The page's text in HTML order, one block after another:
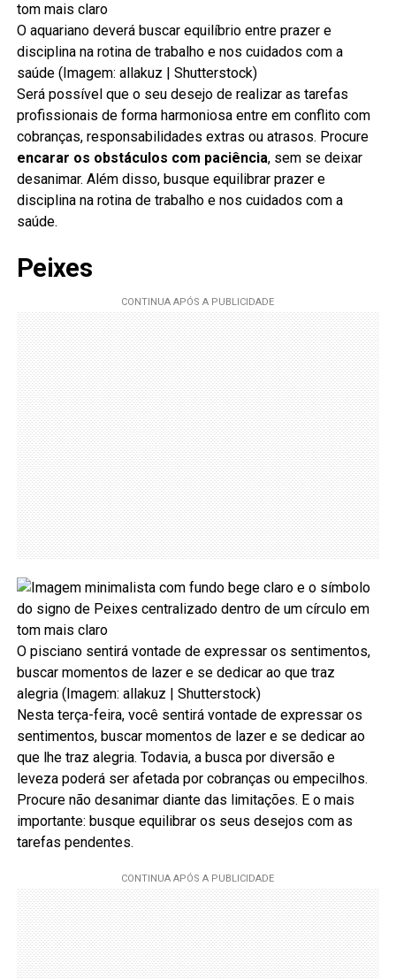
O aquariano deverá buscar equilíbrio entre prazer e
disciplina na rotina de trabalho e nos cuidados com a
saúde (Imagem: allakuz | Shutterstock)
Será possível que o seu desejo de realizar as tarefas
profissionais de forma harmoniosa entre em conflito com
cobranças, responsabilidades extras ou atrasos. Procure
encarar os obstáculos com paciência, sem se deixar
desanimar. Além disso, busque equilibrar prazer e
disciplina na rotina de trabalho e nos cuidados com a
saúde.
Peixes
O pisciano sentirá vontade de expressar os sentimentos,
buscar momentos de lazer e se dedicar ao que traz
alegria (Imagem: allakuz | Shutterstock)
Nesta terça-feira, você sentirá vontade de expressar os
sentimentos, buscar momentos de lazer e se dedicar ao
que lhe traz alegria. Todavia, a busca por diversão e
leveza poderá ser afetada por cobranças ou empecilhos.
Procure não desanimar diante das limitações. E o mais
importante: busque equilibrar os seus desejos com as
tarefas pendentes.